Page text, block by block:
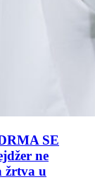
SE
ne
žrtva u